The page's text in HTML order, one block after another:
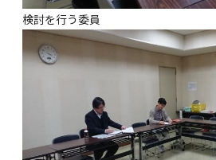
検討を行う委員